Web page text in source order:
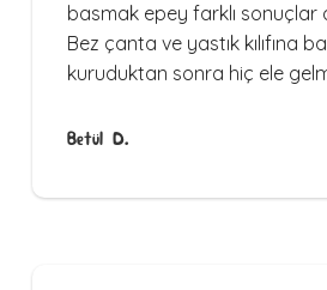
basmak epey farklı sonuçlar
Bez çanta ve yastık kılıfına
kuruduktan sonra hiç ele
Betül D.